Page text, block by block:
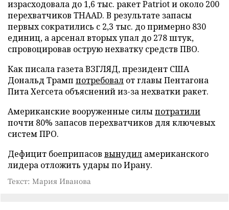
израсходовала до 1,6 тыс. ракет Patriot и около 200
перехватчиков THAAD. В результате запасы
первых сократились с 2,3 тыс. до примерно 830
единиц, а арсенал вторых упал до 278 штук,
спровоцировав острую нехватку средств ПВО.
Как писала газета ВЗГЛЯД, президент США
Дональд Трамп потребовал от главы Пентагона
Пита Хегсета объяснений из-за нехватки ракет.
Американские вооруженные силыпотратили
почти 80% запасов перехватчиков для ключевых
систем ПРО.
Дефицит боеприпасов вынудил американского
лидера отложить удары по Ирану.
Текст: Мария Иванова